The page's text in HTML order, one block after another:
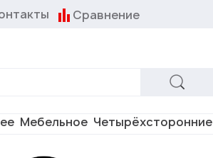
Сравнение
Мебельное Четырёхсторонние